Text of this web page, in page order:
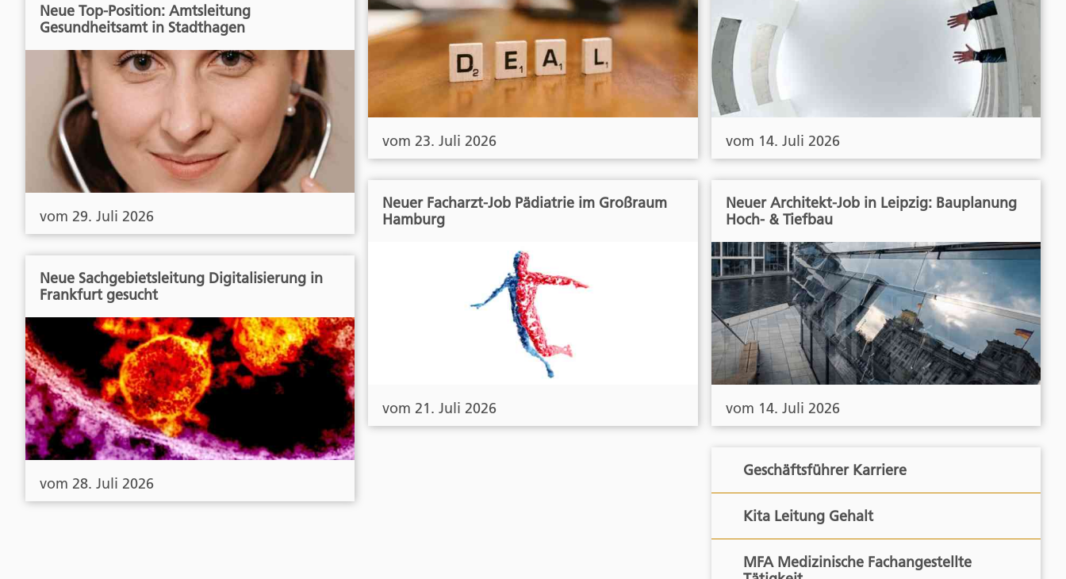
Neue Top-Position: Amtsleitung
Gesundheitsamt in Stadthagen
vom 29. Juli 2026
Neue Sachgebietsleitung Digitalisierung in
Frankfurt gesucht
vom 28. Juli 2026
vom 23. Juli 2026
Neuer Facharzt-Job Pädiatrie im Großraum
Hamburg
vom 21. Juli 2026
vom 14. Juli 2026
Neuer Architekt-Job in Leipzig: Bauplanung
Hoch- & Tiefbau
vom 14. Juli 2026
Geschäftsführer Karriere
Kita Leitung Gehalt
MFA Medizinische Fachangestellte